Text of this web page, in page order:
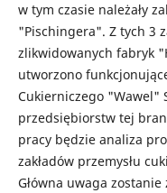
w tym czasie należały
"Pischingera". Z tych 3
zlikwidowanych fabryk
utworzono
Cukierniczego "Wawel"
przedsiębiorstw tej
pracy będzie analiza
zakładów przemysłu
Główna uwaga